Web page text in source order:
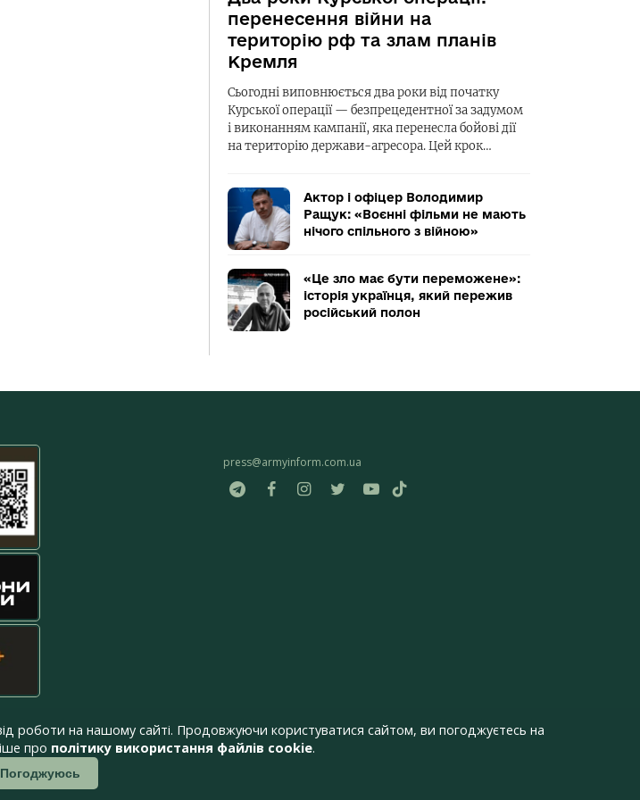
перенесення війни на
територію рф та злам планів
Кремля
Сьогодні виповнюється два роки від початку
Курської операції — безпрецедентної за задумом
і виконанням кампанії, яка перенесла бойові дії
на територію держави-агресора. Цей крок…
Актор і офіцер Володимир
Ращук: «Воєнні фільми не мають
нічого спільного з війною»
«Це зло має бути переможене»:
історія українця, який пережив
російський полон
press@armyinform.com.ua
на нашому сайті. Продовжуючи користуватися сайтом, ви погоджуєтесь на
про політику використання файлів cookie.
Погоджуюсь